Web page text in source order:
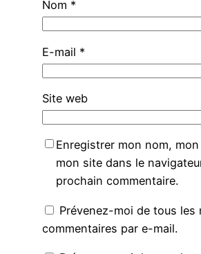
Nom *
E-mail *
Site web
Enregistrer mon nom,
mon site dans le
prochain commentaire.
Prévenez-moi de tous les
commentaires par e-mail.